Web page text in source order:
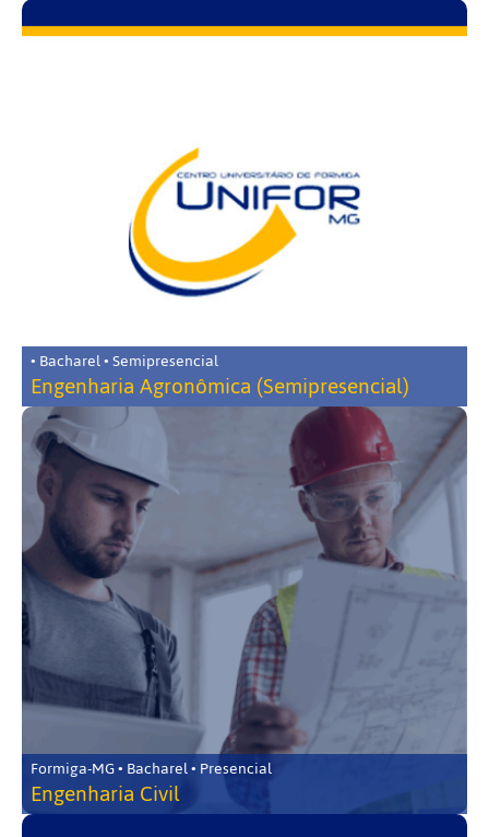
• Bacharel • Semipresencial
Engenharia Agronômica (Semipresencial)
Formiga-MG • Bacharel • Presencial
Engenharia Civil